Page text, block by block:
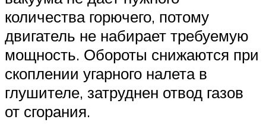
количества горючего, потому
двигатель не набирает требуемую
мощность. Обороты снижаются при
скоплении угарного налета в
глушителе, затруднен отвод газов
от сгорания.